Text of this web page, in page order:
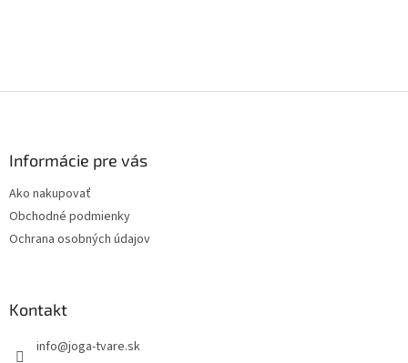
Informácie pre vás
Ako nakupovať
Obchodné podmienky
Ochrana osobných údajov
Kontakt
info@joga-tvare.sk